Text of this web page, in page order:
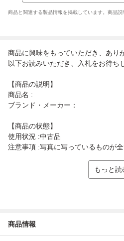
商品と関連する製品情報を掲載しています。商品説
商品に興味をもっていただき、あり
以下お読みいただき、入札をお待ち
【商品の説明】
商品名 :
ブランド・メーカー：
【商品の状態】
使用状況 :中古品
注意事項 :写真に写っているものが全
もっと読
商品情報